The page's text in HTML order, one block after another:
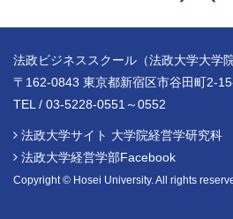
法政ビジネススクール（法政大学大学
〒162-0843 東京都新宿区市谷田町2-
TEL / 03-5228-0551～0552
法政大学サイト 大学院経営学研究科
法政大学経営学部Facebook
Copyright © Hosei University. All rights